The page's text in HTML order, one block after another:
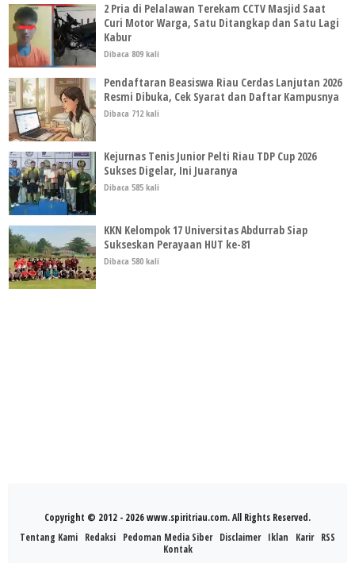
2 Pria di Pelalawan Terekam CCTV Masjid Saat
Curi Motor Warga, Satu Ditangkap dan Satu Lagi
Kabur
Dibaca 809 kali
Pendaftaran Beasiswa Riau Cerdas Lanjutan 2026
Resmi Dibuka, Cek Syarat dan Daftar Kampusnya
Dibaca 712 kali
Kejurnas Tenis Junior Pelti Riau TDP Cup 2026
Sukses Digelar, Ini Juaranya
Dibaca 585 kali
KKN Kelompok 17 Universitas Abdurrab Siap
Sukseskan Perayaan HUT ke-81
Dibaca 580 kali
Copyright © 2012 - 2026 www.spiritriau.com. All Rights Reserved.
Tentang Kami Redaksi Pedoman Media Siber Disclaimer Iklan Karir RSS
Kontak